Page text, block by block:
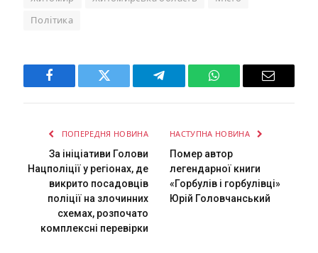
Політика
Facebook Twitter Telegram WhatsAppEmail
ПОПЕРЕДНЯ НОВИНА
За ініціативи Голови
Нацполіції у регіонах, де
викрито посадовців
поліції на злочинних
схемах, розпочато
комплексні перевірки
НАСТУПНА НОВИНА
Помер автор
легендарної книги
«Горбулів і горбулівці»
Юрій Головчанський